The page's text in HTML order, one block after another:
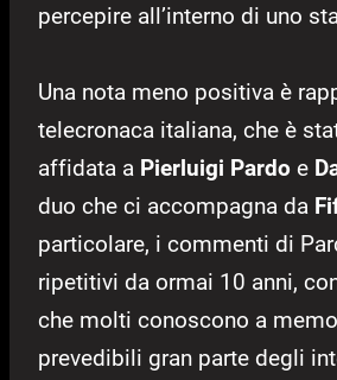
percepire all’interno di uno
Una nota meno positiva è
telecronaca italiana, che è
affidata a Pierluigi Pardo e
duo che ci accompagna da
particolare, i commenti di
ripetitivi da ormai 10 anni,
che molti conoscono a
prevedibili gran parte degli